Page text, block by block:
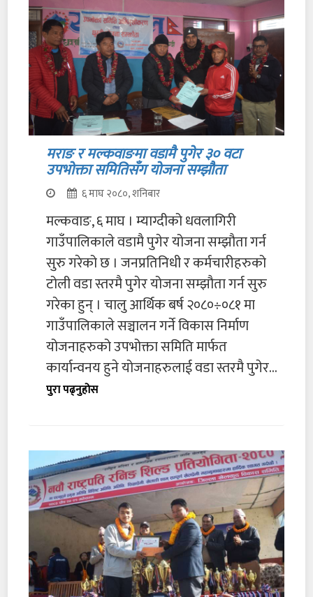
मराङ र मल्कवाङमा वडामै पुगेर ३० वटा
उपभोक्ता समितिसँग योजना सम्झौता
६ माघ २०८०, शनिबार
मल्कवाङ, ६ माघ । म्याग्दीको धवलागिरी
गाउँपालिकाले वडामै पुगेर योजना सम्झौता गर्न
सुरु गरेको छ । जनप्रतिनिधी र कर्मचारीहरुको
टोली वडा स्तरमै पुगेर योजना सम्झौता गर्न सुरु
गरेका हुन् । चालु आर्थिक बर्ष २०८०÷०८१ मा
गाउँपालिकाले सञ्चालन गर्ने विकास निर्माण
योजनाहरुको उपभोक्ता समिति मार्फत
कार्यान्वनय हुने योजनाहरुलाई वडा स्तरमै पुगेर...
पुरा पढ्नुहोस